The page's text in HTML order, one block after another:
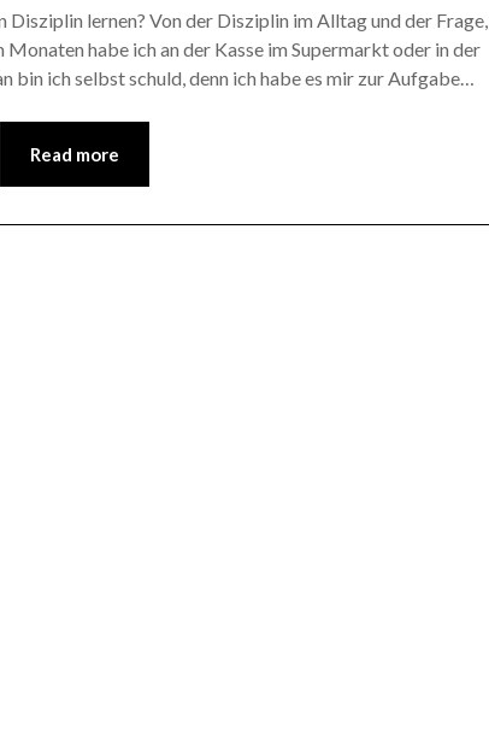
Disziplin lernen? Von der Disziplin im Alltag und der Frage,
habe ich an der Kasse im Supermarkt oder in der
bin ich selbst schuld, denn ich habe es mir zur Aufgabe…
Read more